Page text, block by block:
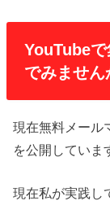
YouTube
でみません
現在無料メール
を公開していま
現在私が実践し